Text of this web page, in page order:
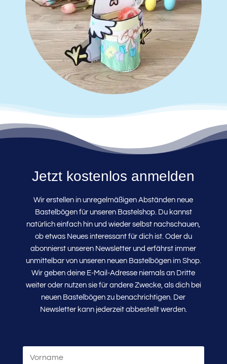
Jetzt kostenlos anmelden
Wir erstellen in unregelmäßigen Abständen neue
Bastelbögen für unseren Bastelshop. Du kannst
natürlich einfach hin und wieder selbst nachschauen,
ob etwas Neues interessant für dich ist. Oder du
abonnierst unseren Newsletter und erfährst immer
unmittelbar von unseren neuen Bastelbögen im Shop.
Wir geben deine E-Mail-Adresse niemals an Dritte
weiter oder nutzen sie für andere Zwecke, als dich bei
neuen Bastelbögen zu benachrichtigen. Der
Newsletter kann jederzeit abbestellt werden.